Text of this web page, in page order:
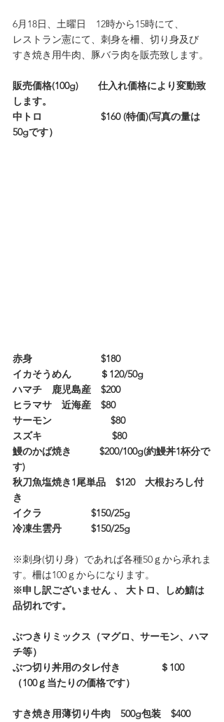
6月18日、土曜日　12時から15時にて、
レストラン憲にて、刺身を柵、切り身及び
すき焼き用牛肉、豚バラ肉を販売致します。
販売価格(100g)　　仕入れ価格により変動致
します。
中トロ　　　　　　$160 (特価)(写真の量は
50gです）
赤身　　　　　　　$180
イカそうめん   　　＄120/50g
ハマチ　鹿児島産　$200
ヒラマサ　近海産　$80
サーモン              　　$80
スズキ                  　　$80
鰻のかば焼き  　　 $200/100g(約鰻丼1杯分で
す)
秋刀魚塩焼き1尾単品　$120　大根おろし付
き
イクラ　　　　　$150/25g
冷凍生雲丹　　　$150/25g
※刺身(切り身）であれば各種50ｇから承れま
す。柵は100ｇからになります。
※申し訳ございません 、 大トロ、しめ鯖は
品切れです。
ぶつきりミックス（マグロ、サーモン、ハマ
チ等）
ぶつ切り丼用のタレ付き　　　　＄100
（100ｇ当たりの価格です）
すき焼き用薄切り牛肉　500g包装　$400